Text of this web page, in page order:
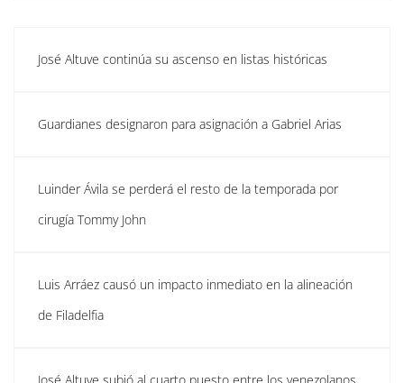
José Altuve continúa su ascenso en listas históricas
Guardianes designaron para asignación a Gabriel Arias
Luinder Ávila se perderá el resto de la temporada por
cirugía Tommy John
Luis Arráez causó un impacto inmediato en la alineación
de Filadelfia